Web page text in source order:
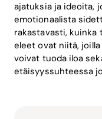
ajatuksia ja ideoita,
emotionaalista
rakastavasti, kuinka
eleet ovat niitä,
voivat tuoda iloa
etäisyyssuhteessa